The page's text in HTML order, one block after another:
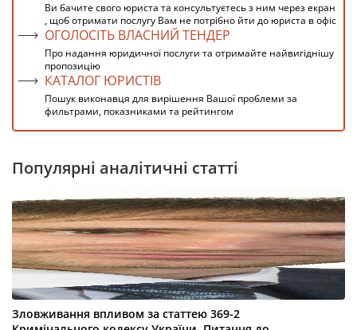
Ви бачите свого юриста та консультуєтесь з ним через екран
, щоб отримати послугу Вам не потрібно йти до юриста в офіс
ОГОЛОСІТЬ ВЛАСНИЙ ТЕНДЕР
Про надання юридичної послуги та отримайте найвигіднішу
пропозицію
КАТАЛОГ ЮРИСТІВ
Пошук виконавця для вирішення Вашої проблеми за
фильтрами, показниками та рейтингом
Популярні аналітичні статті
Зловживання впливом за статтею 369-2